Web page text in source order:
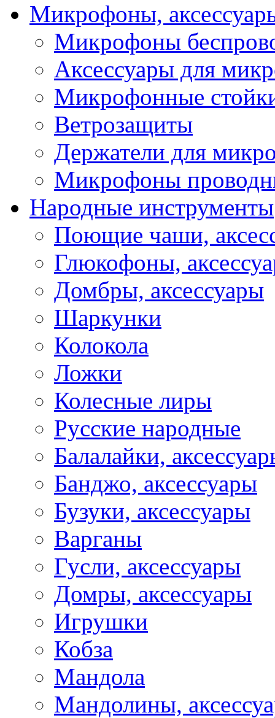
Микрофоны,
Микрофоны
Аксессуары для
Микрофонные
Ветрозащиты
Держатели для
Микрофоны
Народные инструменты
Поющие чаши,
Глюкофоны,
Домбры, аксессуары
Шаркунки
Колокола
Ложки
Колесные лиры
Русские народные
Балалайки,
Банджо, аксессуары
Бузуки, аксессуары
Варганы
Гусли, аксессуары
Домры, аксессуары
Игрушки
Кобза
Мандола
Мандолины,